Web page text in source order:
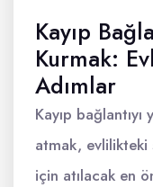
Kayıp
Kurmak:
Adımlar
Kayıp
atmak, evlilikteki
için atılacak en